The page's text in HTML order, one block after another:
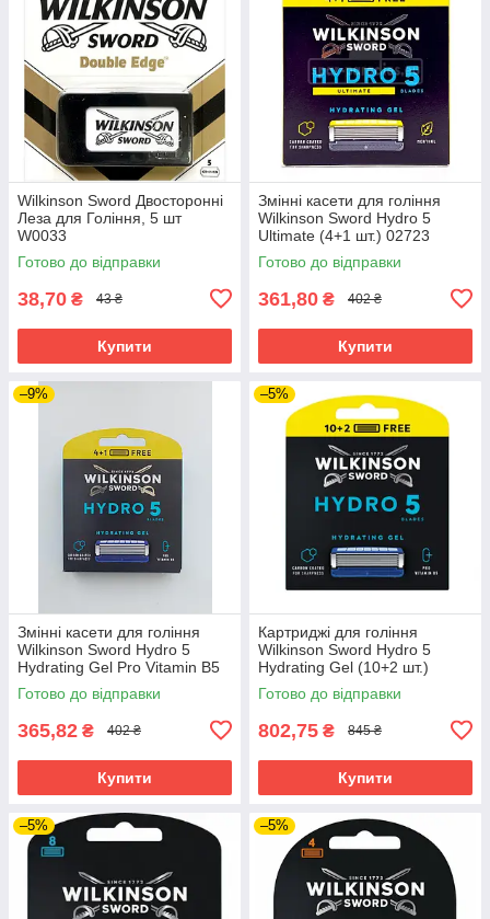
Wilkinson Sword Двосторонні
Леза для Гоління, 5 шт
W0033
Готово до відправки
38,70 ₴ 43 ₴
Купити
Змінні касети для гоління
Wilkinson Sword Hydro 5
Ultimate (4+1 шт.) 02723
Готово до відправки
361,80 ₴ 402 ₴
Купити
–9%
Змінні касети для гоління
Wilkinson Sword Hydro 5
Hydrating Gel Pro Vitamin B5
(4+1 шт.) 02884
Готово до відправки
365,82 ₴ 402 ₴
Купити
–5%
Картриджі для гоління
Wilkinson Sword Hydro 5
Hydrating Gel (10+2 шт.)
02724
Готово до відправки
802,75 ₴ 845 ₴
Купити
–5% –5%